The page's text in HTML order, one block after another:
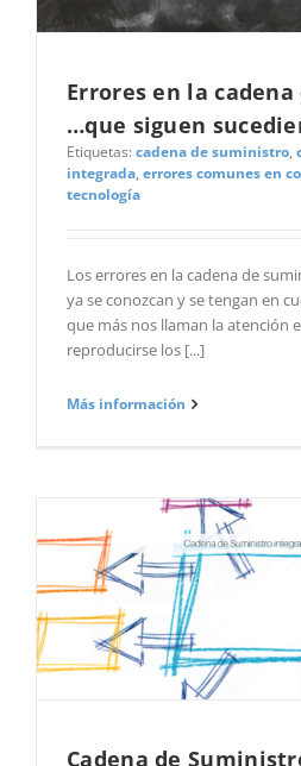
Errores en la
…que siguen
Etiquetas: cadena de suministro,
integrada, errores comunes en
tecnología
Los errores en la cadena de
ya se conozcan y se tengan en
que más nos llaman la atención
reproducirse los [...]
Más información
Cadena de